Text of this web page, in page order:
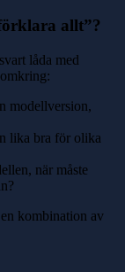
allt”?
låda med
modellversion,
lika bra för olika
när måste
kombination av